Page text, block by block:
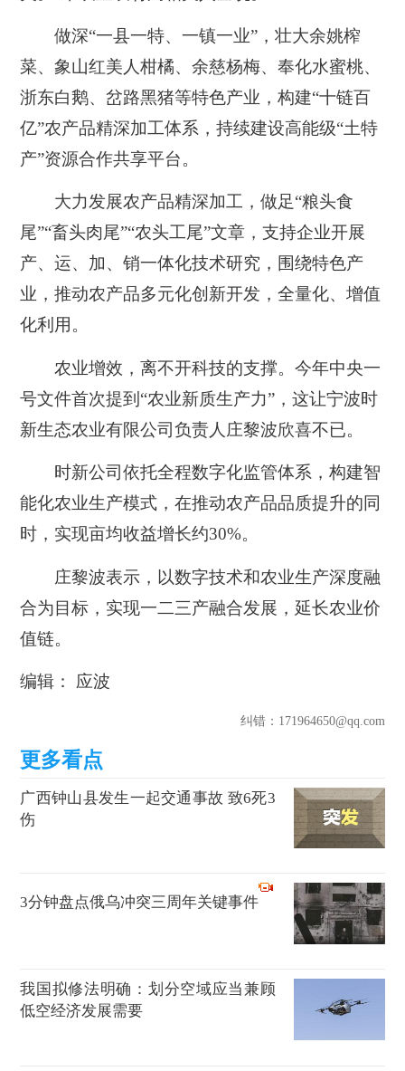
做深“一县一特、一镇一业”，壮大余姚榨
菜、象山红美人柑橘、余慈杨梅、奉化水蜜桃、
浙东白鹅、岔路黑猪等特色产业，构建“十链百
亿”农产品精深加工体系，持续建设高能级“土特
产”资源合作共享平台。
大力发展农产品精深加工，做足“粮头食
尾”“畜头肉尾”“农头工尾”文章，支持企业开展
产、运、加、销一体化技术研究，围绕特色产
业，推动农产品多元化创新开发，全量化、增值
化利用。
农业增效，离不开科技的支撑。今年中央一
号文件首次提到“农业新质生产力”，这让宁波时
新生态农业有限公司负责人庄黎波欣喜不已。
时新公司依托全程数字化监管体系，构建智
能化农业生产模式，在推动农产品品质提升的同
时，实现亩均收益增长约30%。
庄黎波表示，以数字技术和农业生产深度融
合为目标，实现一二三产融合发展，延长农业价
值链。
编辑： 应波
纠错：171964650@qq.com
广西钟山县发生一起交通事故 致6死3
伤
3分钟盘点俄乌冲突三周年关键事件
我国拟修法明确：划分空域应当兼顾
低空经济发展需要